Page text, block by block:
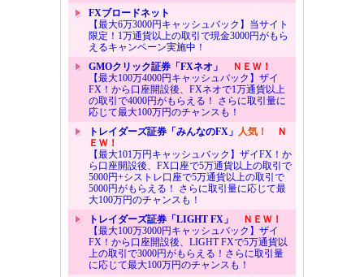
FXブロードネット
【最大6万3000円キャッシュバック】当サイト
限定！1万通貨以上の取引で現金3000円がもら
えるキャンペーン実施中！
GMOクリック証券「FXネオ」
ＮＥＷ！
【最大100万4000円キャッシュバック】ザイ
FX！から口座開設後、FXネオで1万通貨以上
の取引で4000円がもらえる！ さらに取引量に
応じて最大100万円のチャンスも！
トレイダーズ証券「みんなのFX」 人気！
Ｎ
ＥＷ！
【最大101万円キャッシュバック】ザイFX！か
ら口座開設後、FX口座で5万通貨以上の取引で
5000円+シストレ口座で5万通貨以上の取引で
5000円がもらえる！ さらに取引量に応じて最
大100万円のチャンスも！
トレイダーズ証券「LIGHT FX」
ＮＥＷ！
【最大100万3000円キャッシュバック】ザイ
FX！から口座開設後、LIGHT FXで5万通貨以
上の取引で3000円がもらえる！さらに取引量
に応じて最大100万円のチャンスも！